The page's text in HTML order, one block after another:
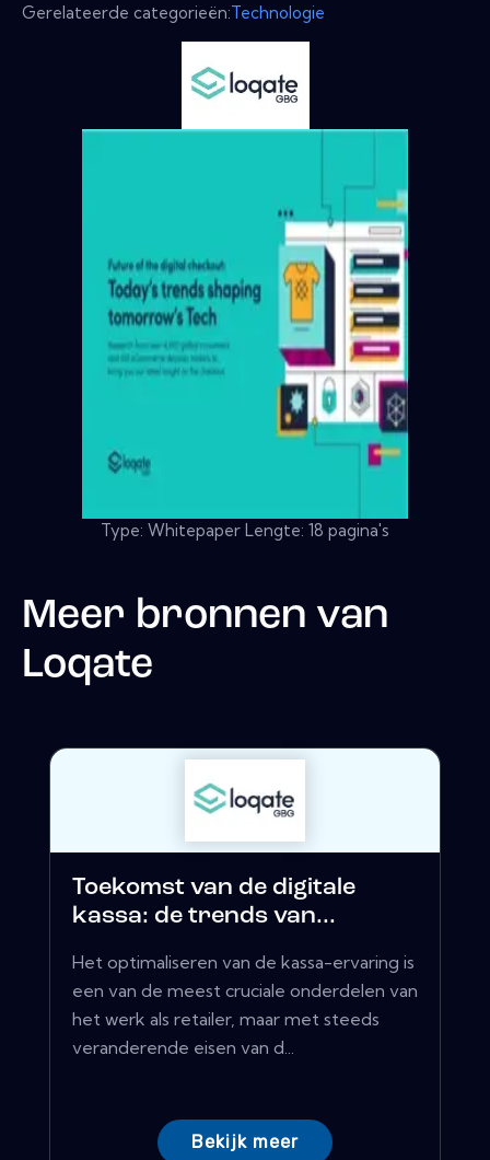
Gerelateerde categorieën:Technologie
Type: Whitepaper Lengte: 18 pagina's
Meer bronnen van
Loqate
Toekomst van de digitale
kassa: de trends van...
Het optimaliseren van de kassa-ervaring is
een van de meest cruciale onderdelen van
het werk als retailer, maar met steeds
veranderende eisen van d...
Bekijk meer